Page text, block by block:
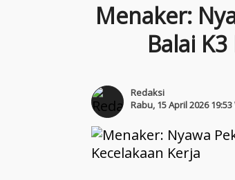
Menaker:
Balai
Redaksi
Rabu, 15 April 2026 19:53